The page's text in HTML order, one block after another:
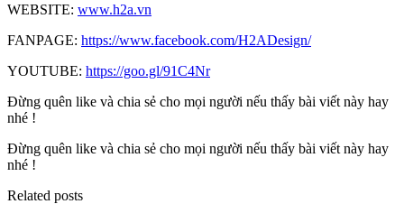
WEBSITE: www.h2a.vn
FANPAGE: https://www.facebook.com/H2ADesign/
YOUTUBE: https://goo.gl/91C4Nr
Đừng quên like và chia sẻ cho mọi người nếu thấy bài viết này hay
nhé !
Đừng quên like và chia sẻ cho mọi người nếu thấy bài viết này hay
nhé !
Related posts